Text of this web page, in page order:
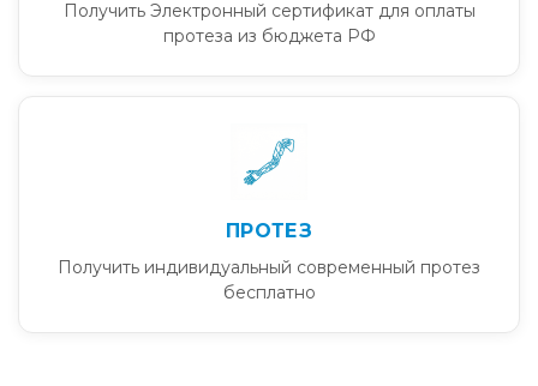
Получить Электронный сертификат для оплаты
протеза из бюджета РФ
ПРОТЕЗ
Получить индивидуальный современный протез
бесплатно